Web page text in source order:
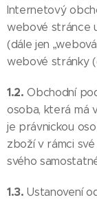
Internetový
webové stránce
(dále jen
webové stránky
1.2. Obchodní
osoba, která má
je právnickou
zboží v rámci
svého
1.3. Ustanovení